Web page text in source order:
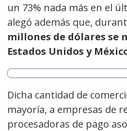
un 73% nada más en el
alegó además que,
millones de dólares se
Estados Unidos y
Dicha cantidad de
mayoría, a empresas de
procesadoras de pago